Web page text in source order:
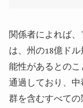
関係者によれば、
は、州の18億ド
能性があるとの
通過しており、
群を含むすべて